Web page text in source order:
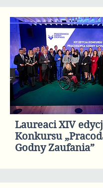
Laureaci XIV
Konkursu
Godny Zaufania”